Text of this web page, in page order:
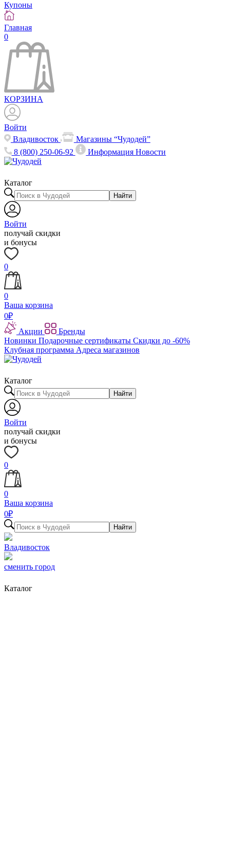
Купоны
Главная
0
КОРЗИНА
Войти
Владивосток
Магазины “Чудодей”
8 (800) 250-06-92
ИнформацияНовости
Каталог
Найти
Войти
получай скидки
и бонусы
0
0
Ваша корзина
0₽
Акции
Бренды
Новинки Подарочные сертификаты Скидки до -60%
Клубная программа Адреса магазинов
Каталог
Найти
Войти
получай скидки
и бонусы
0
0
Ваша корзина
0₽
Найти
Владивосток
сменить город
Каталог